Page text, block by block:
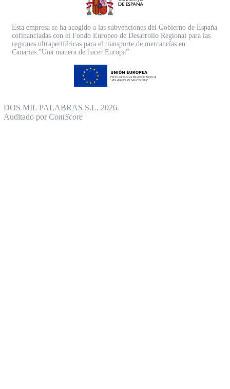
Esta empresa se ha acogido a las subvenciones del Gobierno de España
cofinanciadas con el Fondo Europeo de Desarrollo Regional para las
regiones ultraperiféricas para el transporte de mercancías en
Canarias.”Una manera de hacer Europa”
DOS MIL PALABRAS S.L. 2026.
Auditado por ComScore